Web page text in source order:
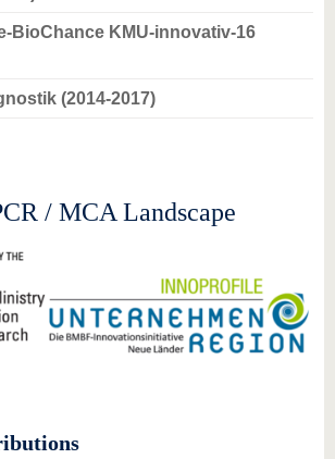
BioChance KMU-innovativ-16
(2014-2017)
/ MCA Landscape